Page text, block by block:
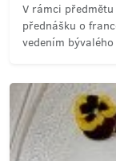
V rámci
přednášku o
vedením